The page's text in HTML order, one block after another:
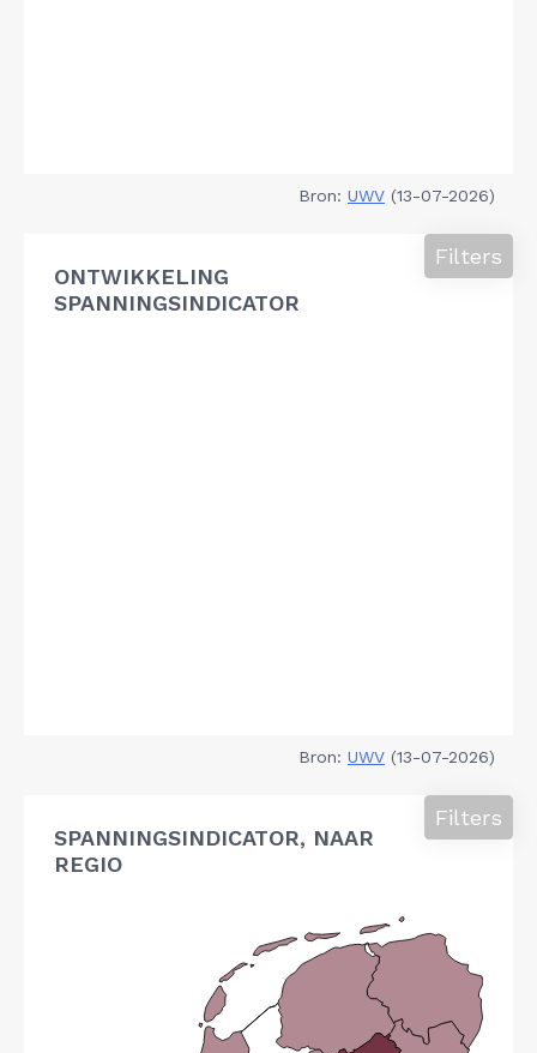
Bron: UWV (13-07-2026)
ONTWIKKELING
SPANNINGSINDICATOR
Filters
Bron: UWV (13-07-2026)
SPANNINGSINDICATOR, NAAR
REGIO
Filters